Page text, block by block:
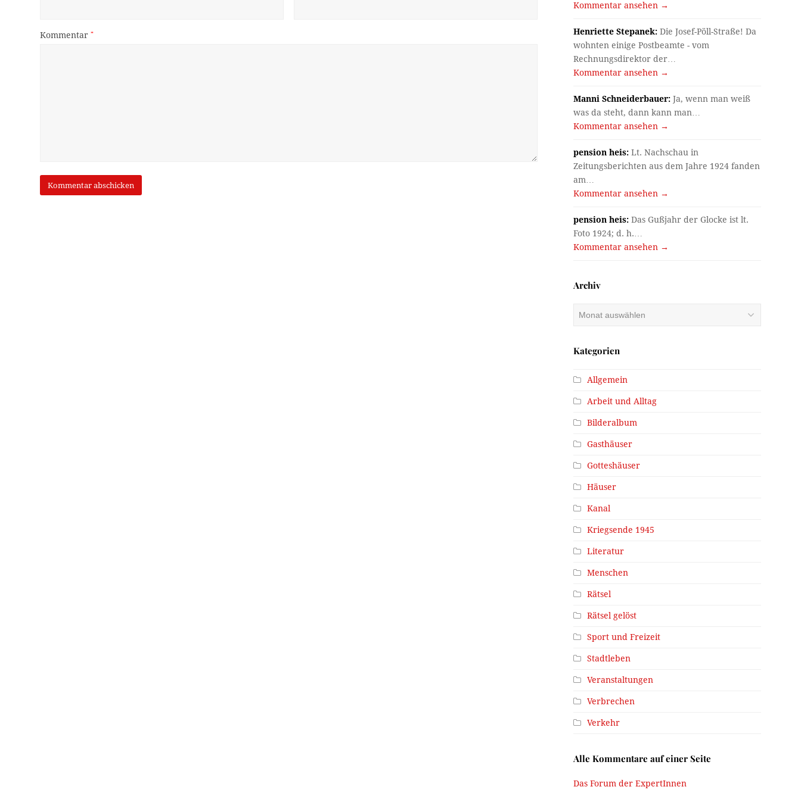
Kommentar*
Kommentar ansehen →
Henriette Stepanek: Die Josef-Pöll-Straße! Da
wohnten einige Postbeamte - vom
Rechnungsdirektor der…
Kommentar ansehen →
Manni Schneiderbauer: Ja, wenn man weiß
was da steht, dann kann man…
Kommentar ansehen →
pension heis: Lt. Nachschau in
Zeitungsberichten aus dem Jahre 1924 fanden
am…
Kommentar ansehen →
pension heis: Das Gußjahr der Glocke ist lt.
Foto 1924; d. h.…
Kommentar ansehen →
Archiv
Archiv
Kategorien
Allgemein
Arbeit und Alltag
Bilderalbum
Gasthäuser
Gotteshäuser
Häuser
Kanal
Kriegsende 1945
Literatur
Menschen
Rätsel
Rätsel gelöst
Sport und Freizeit
Stadtleben
Veranstaltungen
Verbrechen
Verkehr
Alle Kommentare auf einer Seite
Das Forum der ExpertInnen